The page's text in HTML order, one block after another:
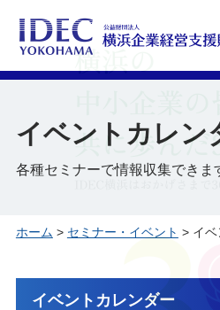
イベントカレン
各種セミナーで情報収集できま
ホーム > セミナー・イベント > イベ
イベントカレンダー